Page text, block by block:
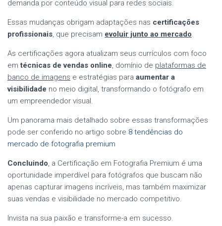
demanda por conteúdo visual para redes sociais.
Essas mudanças obrigam adaptações nas certificações
profissionais, que precisam evoluir junto ao mercado.
As certificações agora atualizam seus currículos com foco
emtécnicas de vendas online, domínio de plataformas de
banco de imagens e estratégias para aumentar a
visibilidade no meio digital, transformando o fotógrafo em
um empreendedor visual.
Um panorama mais detalhado sobre essas transformações
pode ser conferido no artigo sobre 8 tendências do
mercado de fotografia premium
Concluindo, a Certificação em Fotografia Premium é uma
oportunidade imperdível para fotógrafos que buscam não
apenas capturar imagens incríveis, mas também maximizar
suas vendas e visibilidade no mercado competitivo.
Invista na sua paixão e transforme-a em sucesso.